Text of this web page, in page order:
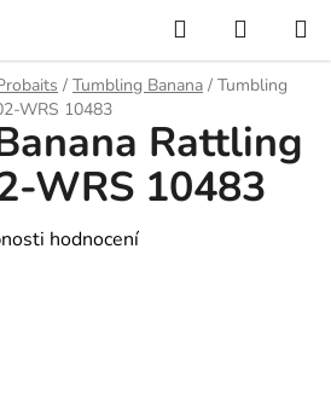
Hledat
KOŠÍK
/ Tumbling Banana / Tumbling
WRS 10483
Rattling
WRS 10483
hodnocení